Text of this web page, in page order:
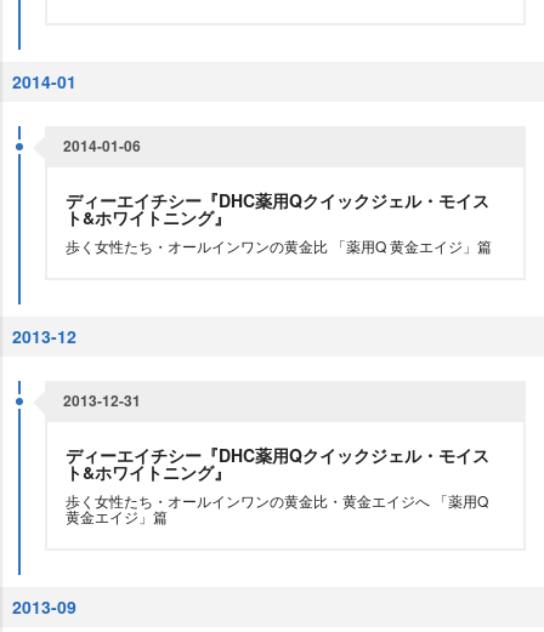
2014-01
2014-01-06
ディーエイチシー『DHC薬用Qクイックジェル・モイス
ト&ホワイトニング』
歩く女性たち・オールインワンの黄金比 「薬用Q 黄金エイジ」篇
2013-12
2013-12-31
ディーエイチシー『DHC薬用Qクイックジェル・モイス
ト&ホワイトニング』
歩く女性たち・オールインワンの黄金比・黄金エイジへ 「薬用Q
黄金エイジ」篇
2013-09